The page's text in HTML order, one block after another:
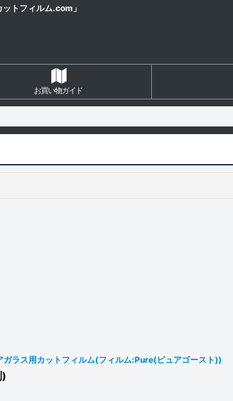
トフィルム.com」
お買い物ガイド
ガラス用カットフィルム(フィルム:Pure(ピュアゴースト))
)